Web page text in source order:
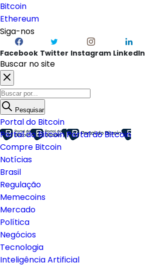
Bitcoin
Ethereum
Siga-nos
Facebook Twitter Instagram LinkedIn
Buscar no site
Pesquisar
Portal do Bitcoin
Portal do BitcoinPortal do Bitcoin
Compre Bitcoin
Notícias
Brasil
Regulação
Memecoins
Mercado
Política
Negócios
Tecnologia
Inteligência Artificial